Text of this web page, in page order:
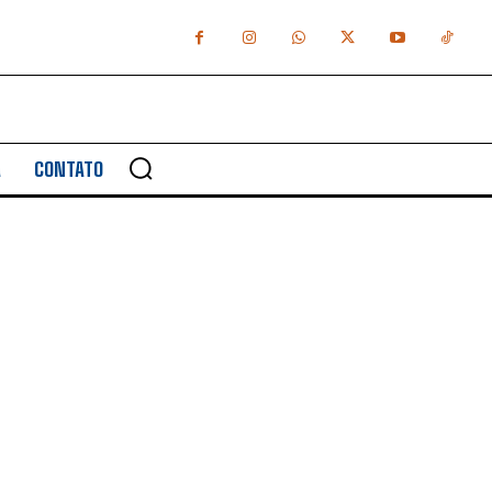
CONTATO